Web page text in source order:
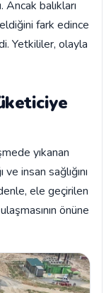
balıkları
fark edince
Yetkililer, olayla
yıkanan
insan sağlığını
ele geçirilen
önüne